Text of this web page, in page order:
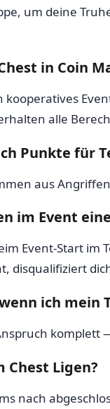
um deine
in Coin
kooperatives
alle
Punkte für
aus
im Event
Event-Start im
disqualifiziert
ich mein
komplett
Chest Ligen?
nach